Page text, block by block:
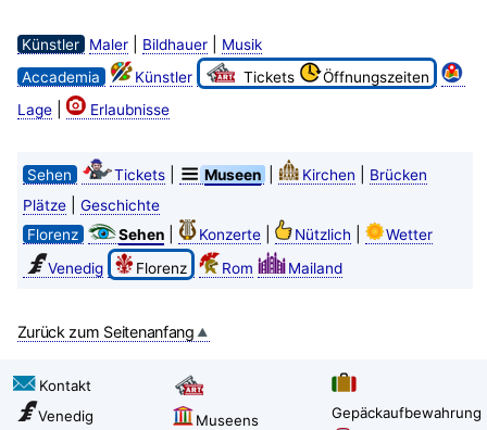
Künstler Maler| Bildhauer|
Musik
Accademia
Künstler Tickets
Öffnungszeiten
Lage| Erlaubnisse
Sehen Tickets| Museen Kirchen
Brücken
Plätze| Geschichte
Florenz
Sehen| Konzerte| Nützlich
Wetter
Venedig
Florenz Rom Mailand
Zurück zum Seitenanfang
Kontakt
Venedig
Museens
Gepäckaufbewahrung